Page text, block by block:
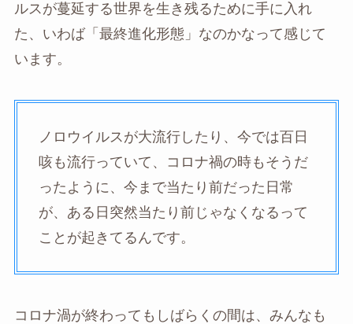
ルスが蔓延する世界を生き残るために手に入れ
た、いわば「最終進化形態」なのかなって感じて
います。
ノロウイルスが大流行したり、今では百日
咳も流行っていて、コロナ禍の時もそうだ
ったように、今まで当たり前だった日常
が、ある日突然当たり前じゃなくなるって
ことが起きてるんです。
コロナ渦が終わってもしばらくの間は、みんなも